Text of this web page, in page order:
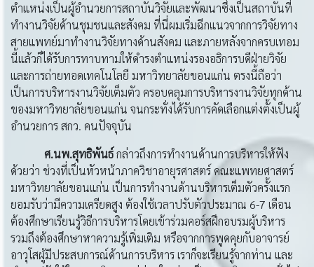
ตำแหน่งเป็นผู้อำนวยการสถาบันวิจัยและพัฒนาซึ่งเป็นสถาบันที่
ทำงานวิจัยด้านชุมชนและสังคม ที่นี่ผมเริ่มฉีกแนวจากการวิจัยทาง
สายแพทย์มาทำงานวิจัยทางด้านสังคม และภายหลังจากครบเทอม
นี้แล้วก็ได้รับการทาบทามให้ดำรงตำแหน่งรองอธิการบดีฝ่ายวิจัย
และการถ่ายทอดเทคโนโลยี มหาวิทยาลัยขอนแก่น ตรงนี้ถือว่า
เป็นการบริหารงานวิจัยเต็มตัว ครอบคลุมการบริหารงานวิจัยทุกด้าน
ของมหาวิทยาลัยขอนแก่น จนกระทั่งได้รับการคัดเลือกแต่งตั้งเป็นผู้
อำนวยการ สกว. คนปัจจุบัน
ศ.นพ.สุทธิพันธ์กล่าวถึงการทำงานด้านการบริหารให้ฟัง
ด้วยว่า ช่วงที่เป็นหัวหน้าภาควิชาอายุรศาสตร์ คณะแพทยศาสตร์
มหาวิทยาลัยขอนแก่น เป็นการทำงานด้านบริหารเต็มตัวครั้งแรก
ยอมรับว่ามีความเครียดสูง ต้องใช้เวลาปรับตัวประมาณ 6-7 เดือน
ต้องศึกษาเรียนรู้วิธีการบริหารโดยเข้าร่วมคอร์สฝึกอบรมผู้บริหาร
รวมถึงต้องศึกษาหาความรู้เพิ่มเติม หรือจากการพูดคุยกับอาจารย์
อาวุโสผู้มีประสบการณ์ด้านการบริหาร เราก็จะเรียนรู้จากท่าน และ